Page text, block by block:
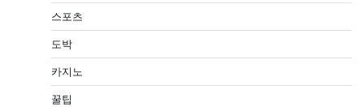
스포츠
도박
카지노
꿀팁